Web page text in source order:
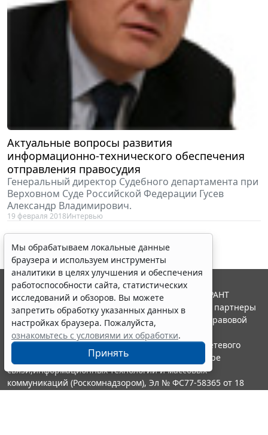
Актуальные вопросы развития
информационно-технического обеспечения
отправления правосудия
Генеральный директор Судебного департамента при
Верховном Суде Российской Федерации Гусев
Александр Владимирович.
19 февраля 2018Интервью
Мы обрабатываем локальные данные
браузера и используем инструменты
аналитики в целях улучшения и обеспечения
работоспособности сайта, статистических
исследований и обзоров. Вы можете
запретить обработку указанных данных в
настройках браузера. Пожалуйста,
ознакомьтесь с условиями их обработки.
Принять
© ООО "НПП "ГАРАНТ-СЕРВИС", 2026. Система ГАРАНТ
выпускается с 1990 года. Компания "Гарант" и ее партнеры
являются участниками Российской ассоциации правовой
информации ГАРАНТ.
Портал ГАРАНТ.РУ зарегистрирован в качестве сетевого
издания Федеральной службой по надзору в сфере
связи,информационных технологий и массовых
коммуникаций (Роскомнадзором), Эл № ФС77-58365 от 18